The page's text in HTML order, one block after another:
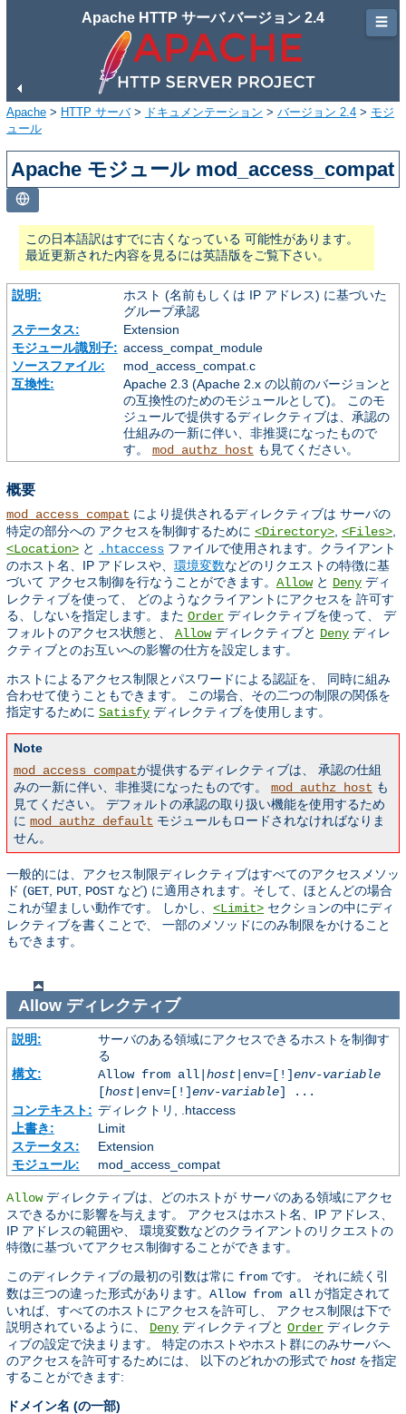
Apache HTTP サーバ バージョン 2.4
Apache > HTTP サーバ> ドキュメンテーション > バージョン 2.4 > モジ
ュール
Apache モジュール mod_access_compat
この日本語訳はすでに古くなっている 可能性があります。
最近更新された内容を見るには英語版をご覧下さい。
説明:
ホスト (名前もしくは IP アドレス) に基づいた
グループ承認
ステータス:
Extension
モジュール識別子: access_compat_module
ソースファイル:
mod_access_compat.c
互換性:
Apache 2.3 (Apache 2.x の以前のバージョンと
の互換性のためのモジュールとして)。 このモ
ジュールで提供するディレクティブは、承認の
仕組みの一新に伴い、非推奨になったもので
す。 mod_authz_host も見てください。
概要
mod_access_compat により提供されるディレクティブは サーバの
特定の部分への アクセスを制御するために <Directory> <Files>
<Location> と .htaccess ファイルで使用されます。クライアント
のホスト名、IP アドレスや、 環境変数などのリクエストの特徴に基
づいて アクセス制御を行なうことができます。 Allowと Deny ディ
レクティブを使って、 どのようなクライアントにアクセスを 許可す
る、しないを指定します。また Order ディレクティブを使って、 デ
フォルトのアクセス状態と、 Allowディレクティブと Deny ディレ
クティブとのお互いへの影響の仕方を設定します。
ホストによるアクセス制限とパスワードによる認証を、 同時に組み
合わせて使うこともできます。 この場合、その二つの制限の関係を
指定するために Satisfy ディレクティブを使用します。
Note
mod_access_compatが提供するディレクティブは、 承認の仕組
みの一新に伴い、非推奨になったものです。 mod_authz_host も
見てください。 デフォルトの承認の取り扱い機能を使用するため
に mod_authz_default モジュールもロードされなければなりま
せん。
一般的には、アクセス制限ディレクティブはすべてのアクセスメソッ
ド (GET PUT POST など) に適用されます。そして、ほとんどの場合
これが望ましい動作です。 しかし、 <Limit> セクションの中にディ
レクティブを書くことで、 一部のメソッドにのみ制限をかけること
もできます。
Allowディレクティブ
説明:
サーバのある領域にアクセスできるホストを制御す
る
構文:
Allow from all| host|env=[!]env-variable
[host|env=[!]env-variable] ...
コンテキスト: ディレクトリ, .htaccess
上書き:
Limit
ステータス:
Extension
モジュール:
mod_access_compat
Allowディレクティブは、どのホストが サーバのある領域にアクセ
スできるかに影響を与えます。 アクセスはホスト名、IP アドレス、
IP アドレスの範囲や、 環境変数などのクライアントのリクエストの
特徴に基づいてアクセス制御することができます。
このディレクティブの最初の引数は常に from です。 それに続く引
数は三つの違った形式があります。 Allow from all が指定されて
いれば、すべてのホストにアクセスを許可し、 アクセス制限は下で
説明されているように、 Deny ディレクティブと Order ディレクテ
ィブの設定で決まります。 特定のホストやホスト群にのみサーバへ
のアクセスを許可するためには、 以下のどれかの形式で hostを指定
することができます:
ドメイン名 (の一部)
☰